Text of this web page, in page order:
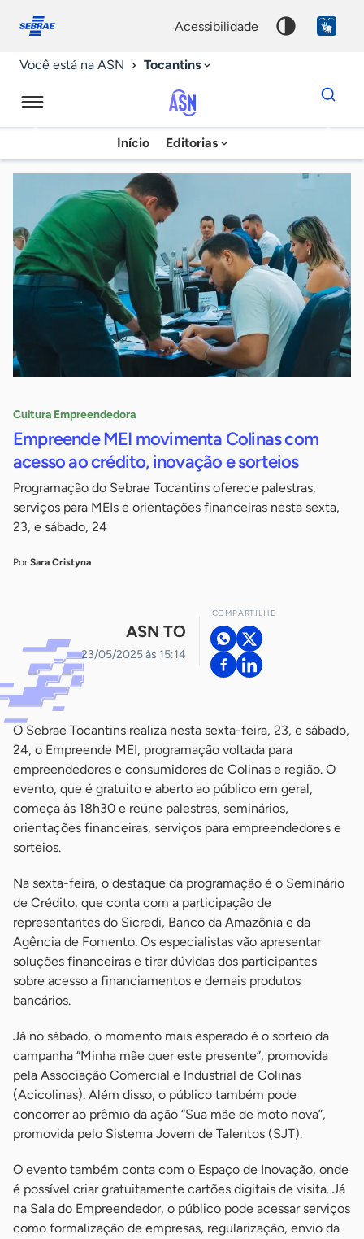
conosco
acessibilidade
Você está na ASN Tocantins
Agência
Sebrae
de
Notícias
Início Editorias
Dados
para
chave
Cultura Empreendedora
Empreende MEI movimenta Colinas com
acesso ao crédito, inovação e sorteios
Programação do Sebrae Tocantins oferece palestras,
serviços para MEIs e orientações financeiras nesta sexta,
23, e sábado, 24
Por Sara Cristyna
ASN TO
23/05/2025 às 15:14
COMPARTILHE
O Sebrae Tocantins realiza nesta sexta-feira, 23, e sábado,
24, o Empreende MEI, programação voltada para
empreendedores e consumidores de Colinas e região. O
evento, que é gratuito e aberto ao público em geral,
começa às 18h30 e reúne palestras, seminários,
orientações financeiras, serviços para empreendedores e
sorteios.
Na sexta-feira, o destaque da programação é o Seminário
de Crédito, que conta com a participação de
representantes do Sicredi, Banco da Amazônia e da
Agência de Fomento. Os especialistas vão apresentar
soluções financeiras e tirar dúvidas dos participantes
sobre acesso a financiamentos e demais produtos
bancários.
Já no sábado, o momento mais esperado é o sorteio da
campanha “Minha mãe quer este presente”, promovida
pela Associação Comercial e Industrial de Colinas
(Acicolinas). Além disso, o público também pode
concorrer ao prêmio da ação “Sua mãe de moto nova”,
promovida pelo Sistema Jovem de Talentos (SJT).
O evento também conta com o Espaço de Inovação, onde
é possível criar gratuitamente cartões digitais de visita. Já
na Sala do Empreendedor, o público pode acessar serviços
como formalização de empresas, regularização, envio da